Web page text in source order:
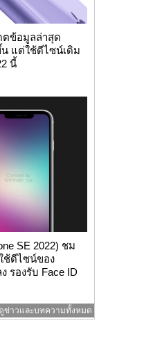
ตข้อมูลล่าสุด
น แต่ใช้ดีไซน์เดิม
นี้
SE 2022) ชม
ช้ดีไซน์ของ
รองรับ Face ID
ดูข่าวและบทความทั้งหมด